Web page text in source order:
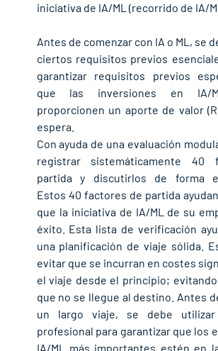
iniciativa de IA/ML (recorrido de IA/
Antes de comenzar con IA o ML, se
ciertos requisitos previos
garantizar requisitos previos
que las inversiones en IA/
proporcionen un aporte de valor
espera.
Con ayuda de una evaluación
registrar sistemáticamente 40
partida y discutirlos de forma
Estos 40 factores de partida
que la iniciativa de IA/ML de su
éxito. Esta lista de verificación
una planificación de viaje sólida.
evitar que se incurran en costes
el viaje desde el principio;
que no se llegue al destino. Antes
un largo viaje, se debe
profesional para garantizar que los
IA/ML más importantes estén en